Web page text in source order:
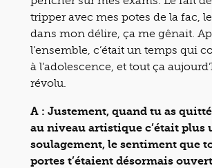
tripper avec mes potes de la fac,
dans mon délire, ça me gênait.
l’ensemble, c’était un temps qui
à l’adolescence, et tout ça
révolu.
A : Justement, quand tu as
au niveau artistique c’était plus
soulagement, le sentiment que
portes t’étaient désormais